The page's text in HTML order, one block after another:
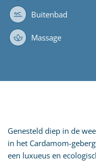
Buitenbad
Massage
Genesteld diep in de
in het Cardamom-
een luxueus en